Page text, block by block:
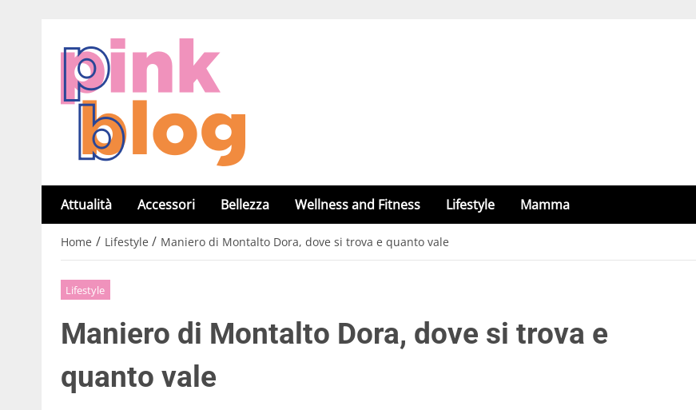
Attualità Accessori Bellezza Wellness and Fitness Lifestyle Mamma
Home / Lifestyle / Maniero di Montalto Dora, dove si trova e quanto vale
Lifestyle
Maniero di Montalto Dora, dove si trova e
quanto vale